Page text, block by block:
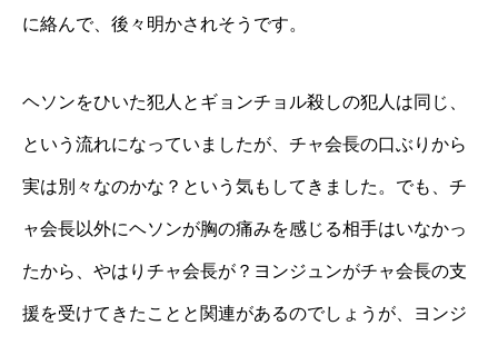
に絡んで、後々明かされそうです。
ヘソンをひいた犯人とギョンチョル殺しの犯人は同じ、
という流れになっていましたが、チャ会長の口ぶりから
実は別々なのかな？という気もしてきました。でも、チ
ャ会長以外にヘソンが胸の痛みを感じる相手はいなかっ
たから、やはりチャ会長が？ヨンジュンがチャ会長の支
援を受けてきたことと関連があるのでしょうが、ヨンジ